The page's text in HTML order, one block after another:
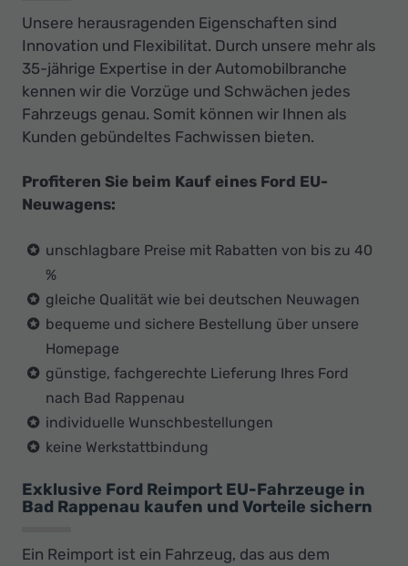
Unsere herausragenden Eigenschaften sind
Innovation und Flexibilitat. Durch unsere mehr als
35-jährige Expertise in der Automobilbranche
kennen wir die Vorzüge und Schwächen jedes
Fahrzeugs genau. Somit können wir Ihnen als
Kunden gebündeltes Fachwissen bieten.
Profiteren Sie beim Kauf eines Ford EU-
Neuwagens:
unschlagbare Preise mit Rabatten von bis zu 40
%
gleiche Qualität wie bei deutschen Neuwagen
bequeme und sichere Bestellung über unsere
Homepage
günstige, fachgerechte Lieferung Ihres Ford
nach Bad Rappenau
individuelle Wunschbestellungen
keine Werkstattbindung
Exklusive Ford Reimport EU-Fahrzeuge in
Bad Rappenau kaufen und Vorteile sichern
Ein Reimport ist ein Fahrzeug, das aus dem